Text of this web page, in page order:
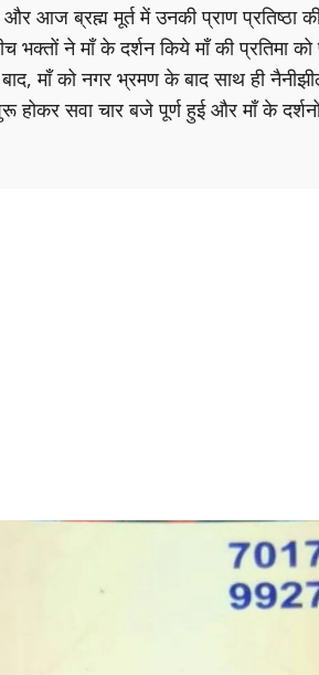
और आज ब्रह्म मूर्त में उनकी प्राण प्रतिष्ठा
भक्तों ने माँ के दर्शन किये माँ की प्रतिमा
माँ को नगर भ्रमण के बाद साथ ही
होकर सवा चार बजे पूर्ण हुई और माँ के